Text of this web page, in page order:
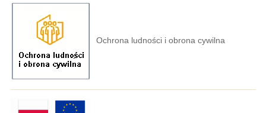
Ochrona ludności i obrona cywilna